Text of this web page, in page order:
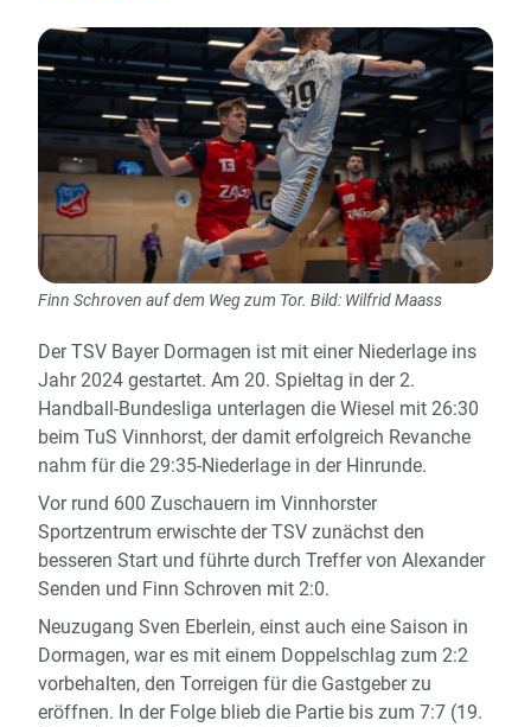
Finn Schroven auf dem Weg zum Tor. Bild: Wilfrid Maass
Der TSV Bayer Dormagen ist mit einer Niederlage ins
Jahr 2024 gestartet. Am 20. Spieltag in der 2.
Handball-Bundesliga unterlagen die Wiesel mit 26:30
beim TuS Vinnhorst, der damit erfolgreich Revanche
nahm für die 29:35-Niederlage in der Hinrunde.
Vor rund 600 Zuschauern im Vinnhorster
Sportzentrum erwischte der TSV zunächst den
besseren Start und führte durch Treffer von Alexander
Senden und Finn Schroven mit 2:0.
Neuzugang Sven Eberlein, einst auch eine Saison in
Dormagen, war es mit einem Doppelschlag zum 2:2
vorbehalten, den Torreigen für die Gastgeber zu
eröffnen. In der Folge blieb die Partie bis zum 7:7 (19.